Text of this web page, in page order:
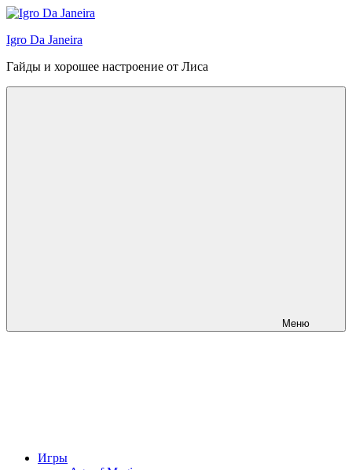
Перейти
содержимому
Igro Da Janeira
Гайды и хорошее настроение от Лиса
Меню
Игры